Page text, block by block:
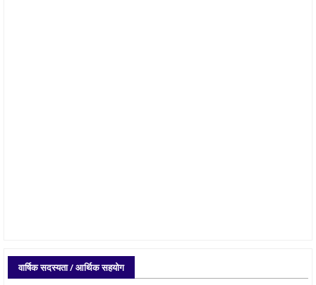
वार्षिक सदस्यता / आर्थिक सहयोग